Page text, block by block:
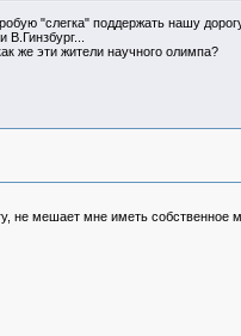
"слегка" поддержать нашу
же эти жители научного олимпа?
не мешает мне иметь собственное